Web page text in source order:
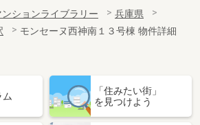
ンションライブラリー
兵庫県
モンセーヌ西神南１３号棟 物件詳細
「住みたい街」
を見つけよう